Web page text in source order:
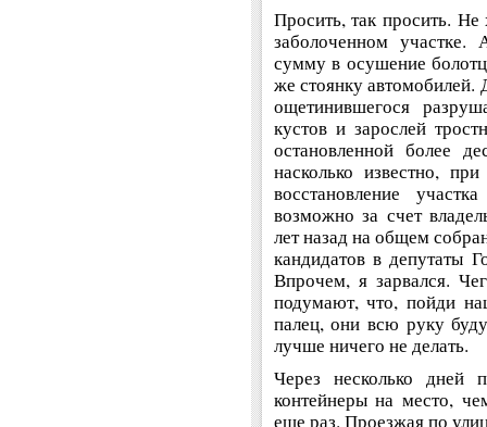
Просить, так просить.
заболоченном
сумму в осушение
же стоянку
ощетинившегося
кустов и зарослей
остановленной более
насколько известно,
восстановление
возможно за счет
лет назад на общем
кандидатов в депутаты
Впрочем, я зарвался.
подумают, что, пойди
палец, они всю руку
лучше ничего не делать.
Через несколько дней
контейнеры на место,
еще раз. Проезжая по